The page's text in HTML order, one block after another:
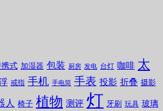
式 加湿器 包装 厨房 发电 台灯 咖啡 太
戒指 手机 手电筒 手表 投影 折叠 摄影
人 椅子 植物 测评 灯 牙刷 玩具 玻璃